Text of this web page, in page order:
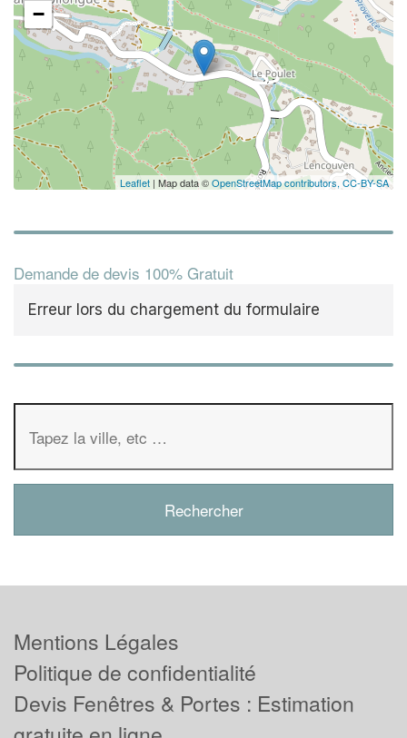
−
Leaflet | Map data ©OpenStreetMap contributors, CC-BY-SA
Demande de devis 100% Gratuit
Erreur lors du chargement du formulaire
Mentions Légales
Politique de confidentialité
Devis Fenêtres & Portes : Estimation